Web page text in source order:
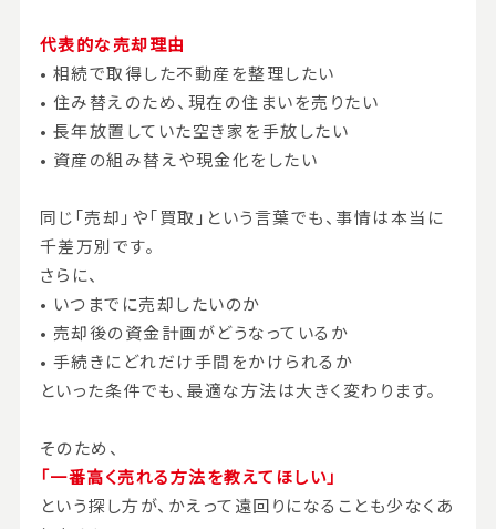
代表的な売却理由
• 相続で取得した不動産を整理したい
• 住み替えのため、現在の住まいを売りたい
• 長年放置していた空き家を手放したい
• 資産の組み替えや現金化をしたい
同じ「売却」や「買取」という言葉でも、事情は本当に
千差万別です。
さらに、
• いつまでに売却したいのか
• 売却後の資金計画がどうなっているか
• 手続きにどれだけ手間をかけられるか
といった条件でも、最適な方法は大きく変わります。
そのため、
「一番高く売れる方法を教えてほしい」
という探し方が、かえって遠回りになることも少なくあ